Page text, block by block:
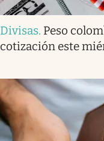
Divisas. Peso
cotización este